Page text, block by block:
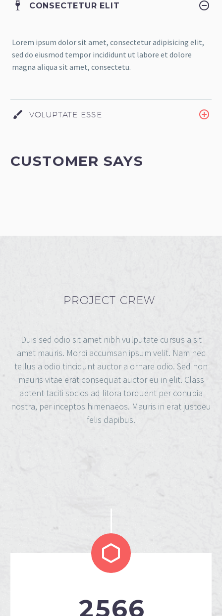
CONSECTETUR ELIT
Lorem ipsum dolor sit amet, consectetur adipisicing elit,
sed do eiusmod tempor incididunt ut labore et dolore
magna aliqua sit amet, consectetu.
VOLUPTATE ESSE
CUSTOMER SAYS
PROJECT CREW
Duis sed odio sit amet nibh vulputate cursus a sit
amet mauris. Morbi accumsan ipsum velit. Nam nec
tellus a odio tincidunt auctor a ornare odio. Sed non
mauris vitae erat consequat auctor eu in elit. Class
aptent taciti socios ad litora torquent per conubia
nostra, per inceptos himenaeos. Mauris in erat justoeu
felis dapibus.


2566